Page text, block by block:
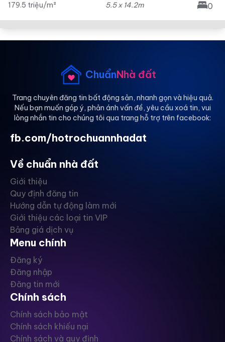
179.5 triệu/m² 5.5 x 14.2m
0
ChuẩnNhà đất
Trang chuyên đăng tin bất động sản, nhanh gọn và hiệu quả.
Nếu bạn muốn góp ý, phản ánh vấn đề, yêu cầu xoá tin, vui
lòng nhắn tin cho chúng tôi qua trang hỗ trợ trên facebook:
fb.com/hotrochuannhadat
Về chuẩn nhà đất
Giới thiệu
Quy định đăng tin
Hướng dẫn tự động làm mới
Giới thiệu các loại tin VIP
Bảng giá dịch vụ
Menu chính
Đăng ký
Đăng nhập
Đăng tin mới
Chính sách
Chính sách bảo mật
Chính sách khiếu nại
Chính sách và quy định